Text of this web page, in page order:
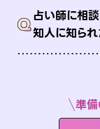
Q占い師に相
知人に知ら
準備